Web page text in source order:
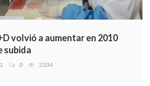
volvió a aumentar en 2010
subida
0 2334